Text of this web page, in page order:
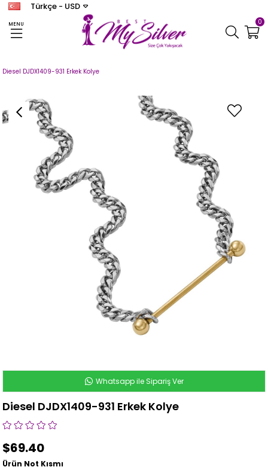
MENU
Türkçe - USD
0
MARKA TAKILAR DİESEL Diesel Erkek Kolye
Diesel DJDX1409-931 Erkek Kolye
Whatsapp ile Sipariş Ver
Diesel DJDX1409-931 Erkek Kolye
$69.40
Ürün Not Kısmı